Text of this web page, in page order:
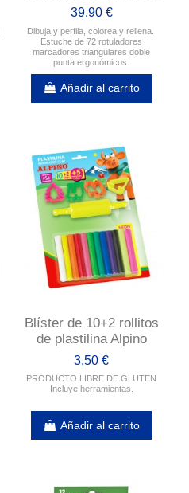
39,90 €
Dibuja y perfila, colorea y rellena.
Estuche de 72 rotuladores
marcadores triangulares doble
punta ergonómicos.
Añadir al carrito
Blíster de 10+2 rollitos
de plastilina Alpino
3,50 €
PRODUCTO LIBRE DE GLUTEN
Incluye herramientas.
Añadir al carrito